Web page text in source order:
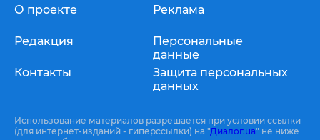
О проекте
Редакция
Контакты
Реклама
Персональные
данные
Защита персональных
данных
Использование материалов разрешается при условии ссылки
(для интернет-изданий - гиперссылки) на "Диалог.ua" не ниже